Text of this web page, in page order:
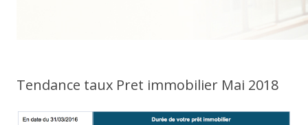
Tendance taux Pret immobilier Mai 2018